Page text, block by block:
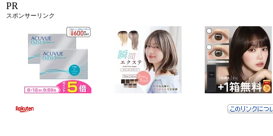
PR
スポンサーリンク